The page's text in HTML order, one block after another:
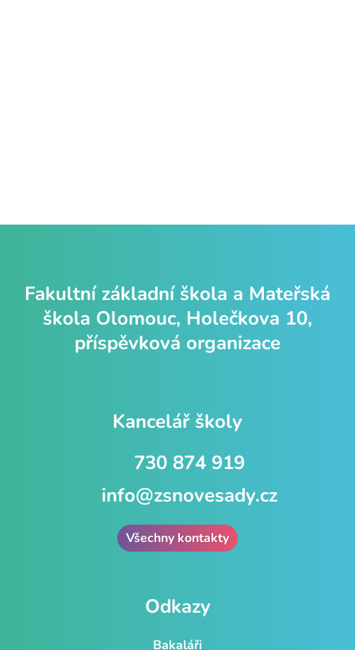
Fakultní základní škola a Mateřská
škola Olomouc, Holečkova 10,
příspěvková organizace
Kancelář školy
730 874 919
info@zsnovesady.cz
Všechny kontakty
Odkazy
Bakaláři